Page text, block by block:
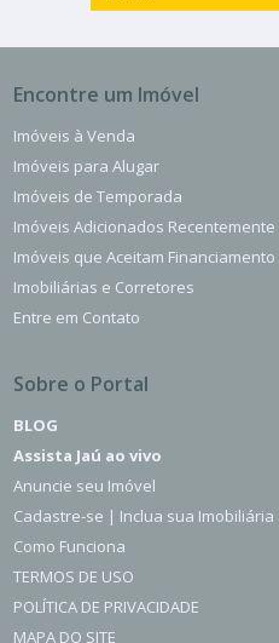
Encontre um Imóvel
Imóveis à Venda
Imóveis para Alugar
Imóveis de Temporada
Imóveis Adicionados Recentemente
Imóveis que Aceitam Financiamento
Imobiliárias e Corretores
Entre em Contato
Sobre o Portal
BLOG
Assista Jaú ao vivo
Anuncie seu Imóvel
Cadastre-se | Inclua sua Imobiliária
Como Funciona
TERMOS DE USO
POLÍTICA DE PRIVACIDADE
MAPA DO SITE